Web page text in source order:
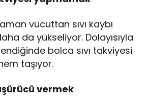
vücuttan sıvı kaybı
da yükseliyor. Dolayısıyla
bolca sıvı takviyesi
taşıyor.
vermek